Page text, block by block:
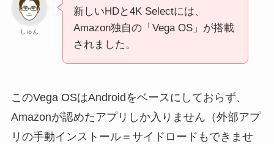
しゅん
新しいHDと4K Selectには、
Amazon独自の「Vega OS」が搭載
されました。
このVega OSはAndroidをベースにしておらず、
Amazonが認めたアプリしか入りません（外部アプ
リの手動インストール＝サイドロードもできませ